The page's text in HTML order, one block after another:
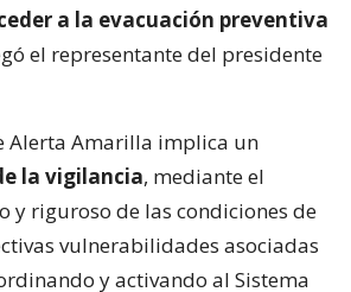
a la evacuación preventiva
el representante del presidente
Alerta Amarilla implica un
la vigilancia, mediante el
y riguroso de las condiciones de
vulnerabilidades asociadas
y activando al Sistema